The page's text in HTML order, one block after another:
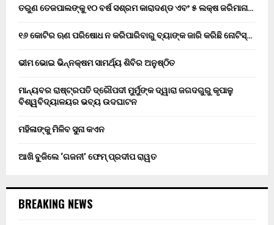
ତରୁଣ ତେଜପାଲଙ୍କୁ ୧୦ ବର୍ଷ ସଶ୍ରମ କାରାଦଣ୍ଡ ଏବଂ ₹୫ ଲକ୍ଷ ଜରିମାନା…
୧୬ କୋଟିର ଋଣ ପରିଷୋଧ ନ କରିପାରିବାରୁ ବ୍ୟାଙ୍କ ଜାରି କରିଛି ନୋଟିସ୍…
ଭୀମ ଭୋଇ ଭିନ୍ନକ୍ଷମ ସାମର୍ଥ୍ୟ ଶିବିର ଅନୁଷ୍ଠିତ
ମାନ୍ୟବର ରାଷ୍ଟ୍ରପତି ଦ୍ରୌପଦୀ ମୁର୍ମୁଙ୍କ ଦ୍ୱାରା ଜଗଦଗୁରୁ କୃପାଳୁ
ବିଶ୍ୱବିଦ୍ୟାଳୟର ଭବ୍ୟ ଉଦଘାଟନ
ମହିଳାଙ୍କୁ ମିଳିବ ସୁନା କଏନ
ଆଖି ବୁଜିଲେ ‘ଗଜନୀ’ ଫେମ୍ ପ୍ରଦୀପ ରାୱତ
BREAKING NEWS